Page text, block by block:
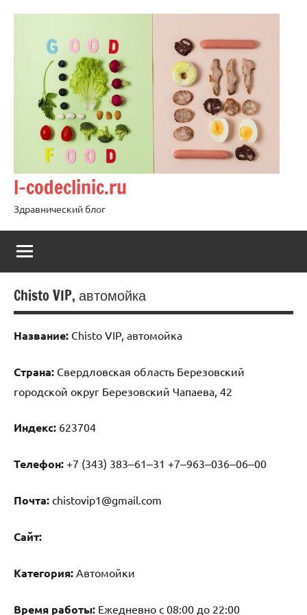
содержимому
l-codeclinic.ru
Здравнический блог
Chisto VIP, автомойка
Название: Chisto VIP, автомойка
Страна: Свердловская область Березовский
городской округ Березовский Чапаева, 42
Индекс: 623704
Телефон: +7 (343) 383‒61‒31 +7‒963‒036‒06‒00
Почта: chistovip1@gmail.com
Cайт:
Категория: Автомойки
Время работы: Ежедневно с 08:00 до 22:00